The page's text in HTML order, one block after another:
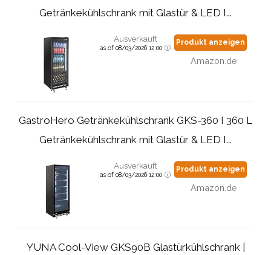
Getränkekühlschrank mit Glastür & LED I...
Ausverkauft
as of 08/03/2026 12:00
Produkt anzeigen
Amazon.de
GastroHero Getränkekühlschrank GKS-360 I 360 L
Getränkekühlschrank mit Glastür & LED I...
Ausverkauft
as of 08/03/2026 12:00
Produkt anzeigen
Amazon.de
YUNA Cool-View GKS90B Glastürkühlschrank |